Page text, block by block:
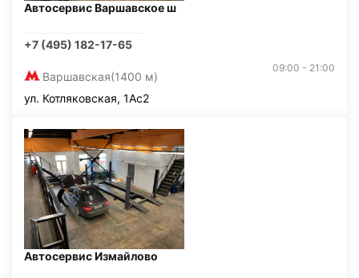
Автосервис Варшавское ш
+7 (495) 182-17-65
Варшавская(1400 м)
09:00 - 21:00
ул. Котляковская, 1Ас2
Автосервис Измайлово